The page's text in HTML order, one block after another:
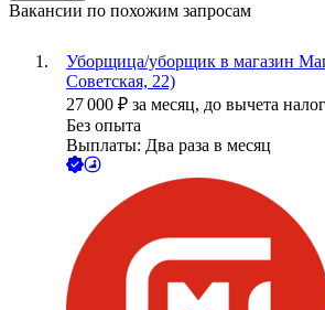
Вакансии по похожим запросам
Уборщица/уборщик в магазин
Советская, 22)
27 000 ₽ за месяц, до вычета
Без опыта
Выплаты: Два раза в месяц